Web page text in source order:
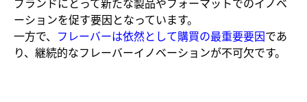
ブランドにとって新たな製品やフォーマットでのイノベ
ーションを促す要因となっています。
一方で、 フレーバーは依然として購買の最重要要因であ
り、継続的なフレーバーイノベーションが不可欠です。